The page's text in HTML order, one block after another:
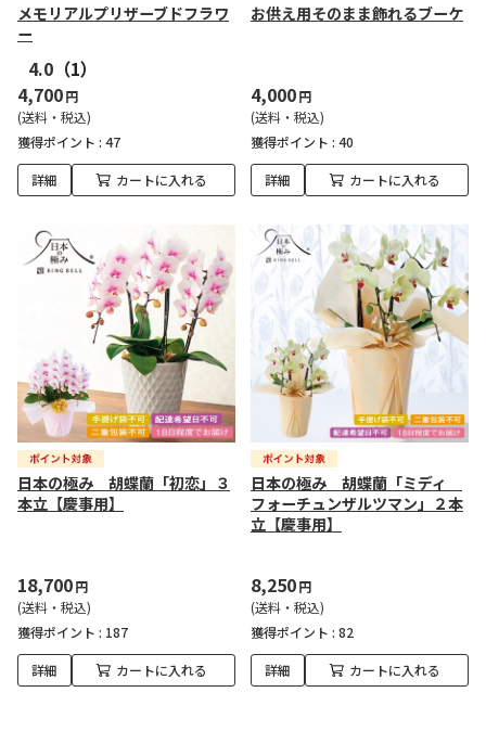
メモリアルプリザーブドフラワ
ー
4.0 （1）
4,700円
(送料・税込)
獲得ポイント : 47
詳細 カートに入れる
お供え用そのまま飾れるブーケ
4,000円
(送料・税込)
獲得ポイント : 40
詳細 カートに入れる
日本の極み 胡蝶蘭「初恋」３
本立【慶事用】
18,700円
(送料・税込)
獲得ポイント : 187
詳細 カートに入れる
日本の極み 胡蝶蘭「ミディ
フォーチュンザルツマン」２本
立【慶事用】
8,250円
(送料・税込)
獲得ポイント : 82
詳細 カートに入れる